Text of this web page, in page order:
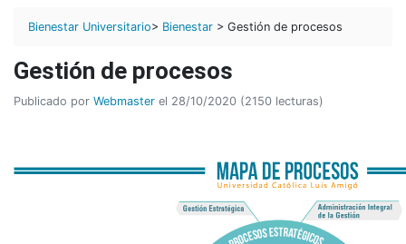
Bienestar Universitario> Bienestar > Gestión de procesos
Gestión de procesos
Publicado por Webmaster el 28/10/2020 (2150 lecturas)